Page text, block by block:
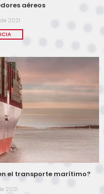
aéreos
2021
el transporte marítimo?
2021